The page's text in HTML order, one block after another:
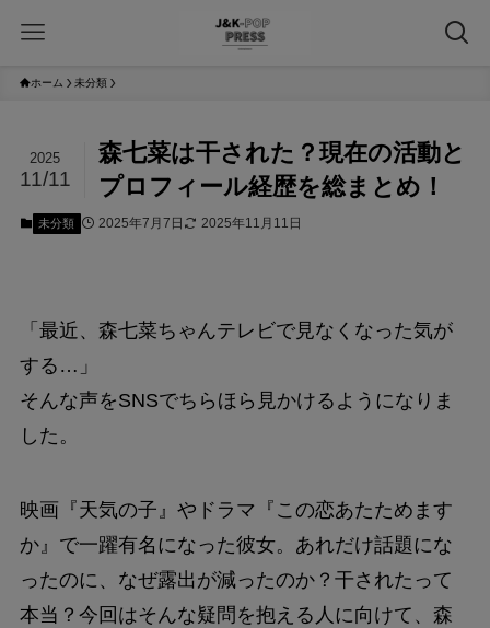
ホーム 未分類
森七菜は干された？現在の活動と
プロフィール経歴を総まとめ！
2025
11/11
未分類 2025年7月7日 2025年11月11日
「最近、森七菜ちゃんテレビで見なくなった気が
する…」
そんな声をSNSでちらほら見かけるようになりま
した。
映画『天気の子』やドラマ『この恋あたためます
か』で一躍有名になった彼女。あれだけ話題にな
ったのに、なぜ露出が減ったのか？干されたって
本当？今回はそんな疑問を抱える人に向けて、森